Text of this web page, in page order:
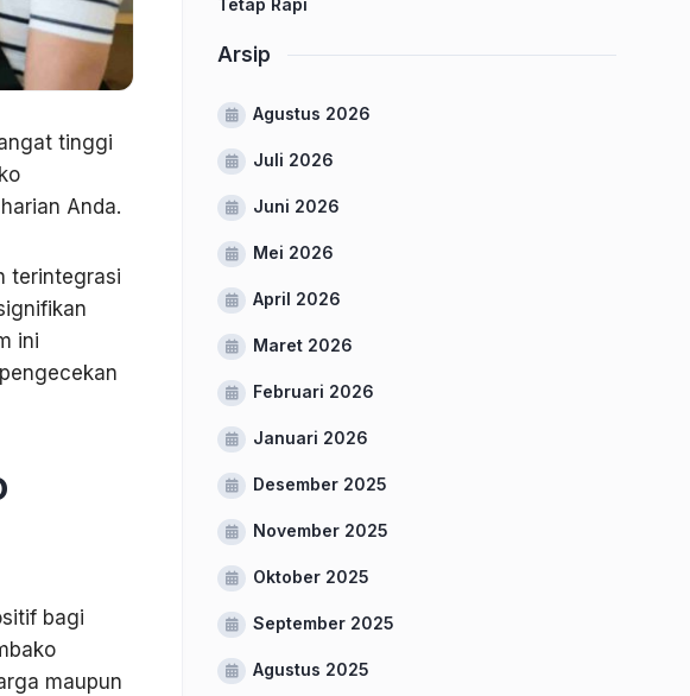
tinggi
Anda.
terintegrasi
ini
bagi
maupun
Tetap Rapi
Arsip
Agustus 2026
Juli 2026
Juni 2026
Mei 2026
April 2026
Maret 2026
Februari 2026
Januari 2026
Desember 2025
November 2025
Oktober 2025
September 2025
Agustus 2025